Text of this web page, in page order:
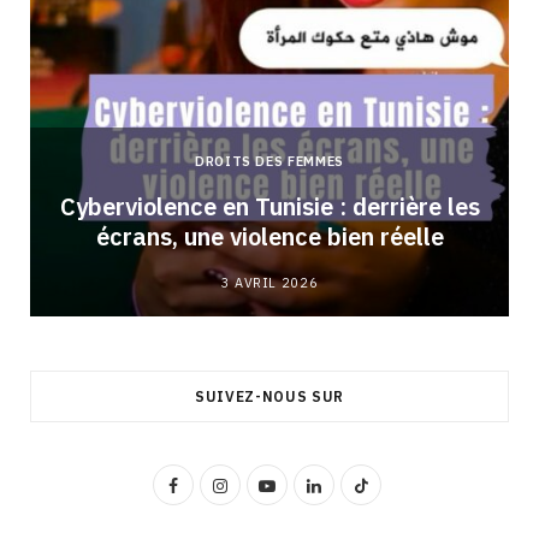
DROITS DES FEMMES
Cyberviolence en Tunisie : derrière les
écrans, une violence bien réelle
3 AVRIL 2026
SUIVEZ-NOUS SUR
F
I
Y
L
T